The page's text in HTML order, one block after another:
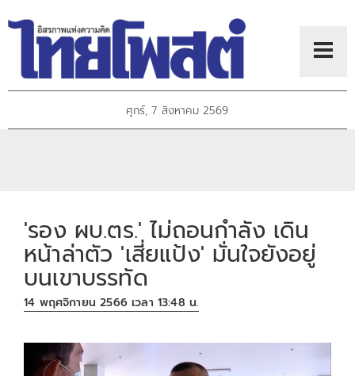
ศุกร์, 7 สิงหาคม 2569
'รอง ผบ.ตร.' ไม่ถอนกำลัง เดิน
หน้าล่าตัว 'เสี่ยแป้ง' มั่นใจยังอยู่
บนเขาบรรทัด
14 พฤศจิกายน 2566 เวลา 13:48 น.